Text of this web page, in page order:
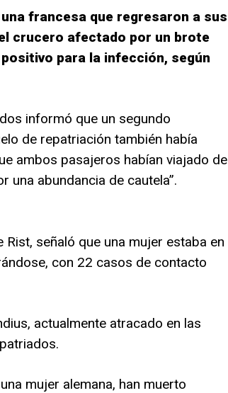
francesa que regresaron a sus
crucero afectado por un brote
para la infección, según
informó que un segundo
de repatriación también había
ambos pasajeros habían viajado de
una abundancia de cautela”.
señaló que una mujer estaba en
con 22 casos de contacto
actualmente atracado en las
mujer alemana, han muerto